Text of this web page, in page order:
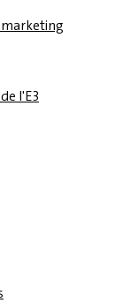
l'E3